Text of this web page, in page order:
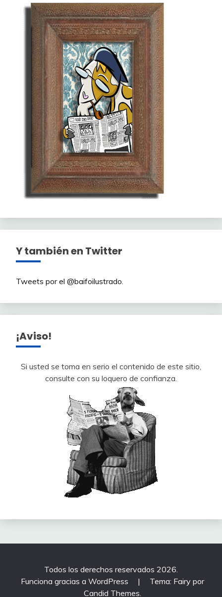
Y también en Twitter
Tweets por el @baifoilustrado.
¡Aviso!
Si usted se toma en serio el contenido de este sitio,
consulte con su loquero de confianza.
Todos los derechos reservados 2026.
Funciona gracias a WordPress
|
Tema: Fairy por
Candid Themes.